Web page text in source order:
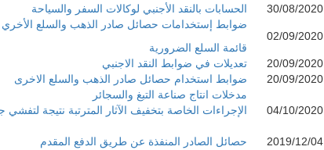
30/08/2020 الحسابات بالنقد الأجنبي لوكالات السفر والسياحة
02/09/2020
ضوابط إستخدامات حصائل صادر الذهب والسلع الأخري
قائمة السلع الضرورية
20/09/2020
تعديلات في ضوابط النقد الاجنبي
20/09/2020
ضوابط استخدام حصائل صادر الذهب والسلع الاخرى
مدخلات انتاج صناعة التبغ والسجائر
04/10/2020
الإجراءات الخاصة بتخفيف الآثار المترتبة نتيجة لتفشي
2019/12/04
حصائل الصادر المنفذة عن طريق الدفع المقدم